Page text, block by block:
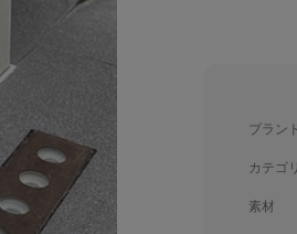
ブラン
カテゴ
素材